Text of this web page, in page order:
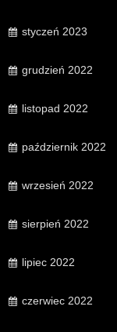
styczeń 2023
grudzień 2022
listopad 2022
październik 2022
wrzesień 2022
sierpień 2022
lipiec 2022
czerwiec 2022